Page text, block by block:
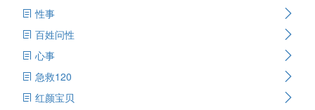
性事
百姓问性
心事
急救120
红颜宝贝